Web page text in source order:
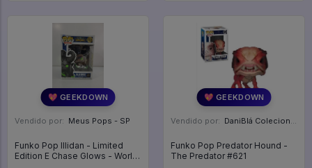
💖 GEEKDOWN
Vendido por: Meus Pops - SP
Funko Pop Illidan - Limited
Edition E Chase Glows - World
💖 GEEKDOWN
Vendido por: DaniBlá Colecionáveis - SP
Funko Pop Predator Hound -
The Predator #621